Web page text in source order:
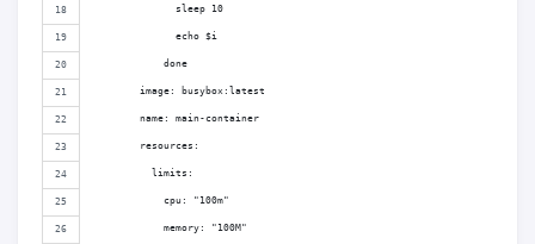
              sleep 10
              echo $i
            done
        image: busybox:latest
        name: main-container
        resources:
          limits:
            cpu: "100m"
            memory: "100M"